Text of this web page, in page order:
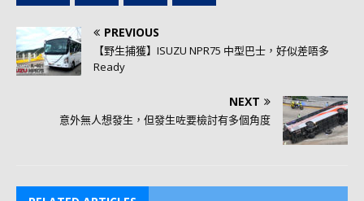
PREVIOUS
【野生捕獲】ISUZU NPR75 中型巴士，好似差唔多
Ready
NEXT
意外無人想發生，但發生咗要檢討有多個角度